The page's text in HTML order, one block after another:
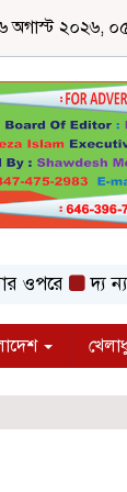
অগাস্ট ২০২৬,
দ্য